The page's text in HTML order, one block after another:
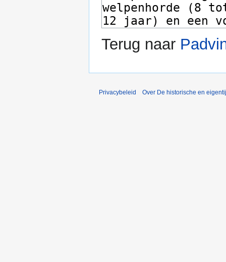
Terug naar
Privacybeleid Over De historische en